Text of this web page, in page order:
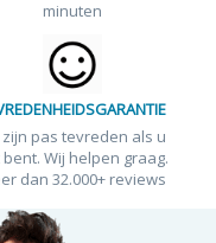
minuten
zijn pas tevreden als u
bent. Wij helpen graag.
dan 32.000+ reviews